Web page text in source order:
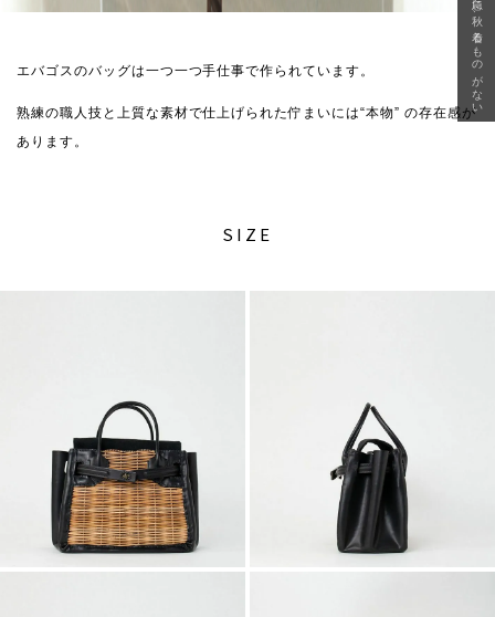
エバゴスのバッグは一つ一つ手仕事で作られています。
熟練の職人技と上質な素材で仕上げられた佇まいには“本物” の存在感が
あります。
SIZE
急に秋、着るものがない